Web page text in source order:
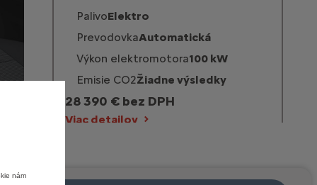
PalivoElektro
PrevodovkaAutomatická
Výkon elektromotora100 kW
Emisie CO2Žiadne výsledky
28 390 € bez DPH
Viac detailov
nám